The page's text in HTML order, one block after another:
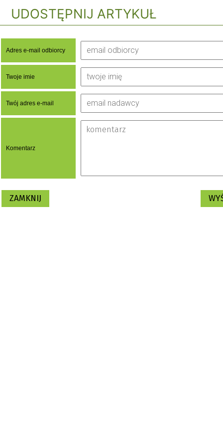
UDOSTĘPNIJ ARTYKUŁ
Adres e-mail odbiorcy
Twoje imie
Twój adres e-mail
Komentarz